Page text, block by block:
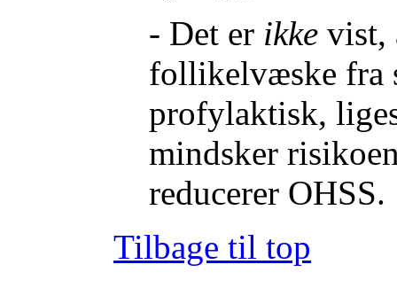
- Det er ikke vist,
follikelvæske fra
profylaktisk,
mindsker
reducerer OHSS.
Tilbage til top